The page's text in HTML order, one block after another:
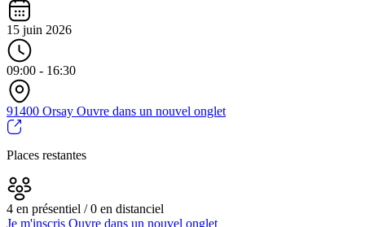
15 juin 2026
09:00 - 16:30
91400 Orsay Ouvre dans un nouvel onglet
Places restantes
4 en présentiel / 0 en distanciel
Je m'inscris Ouvre dans un nouvel onglet